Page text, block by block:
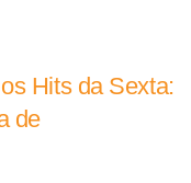
Hits da Sexta:
de